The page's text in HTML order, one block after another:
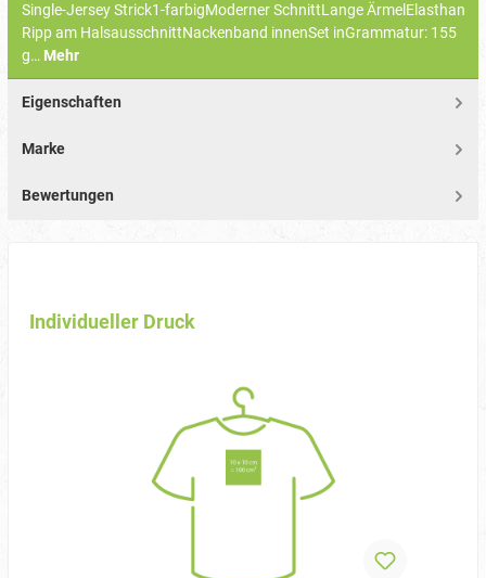
Single-Jersey Strick1-farbigModerner SchnittLange ÄrmelElasthan
Ripp am HalsausschnittNackenband innenSet inGrammatur: 155
g… Mehr
Eigenschaften
Marke
Bewertungen
Individueller Druck